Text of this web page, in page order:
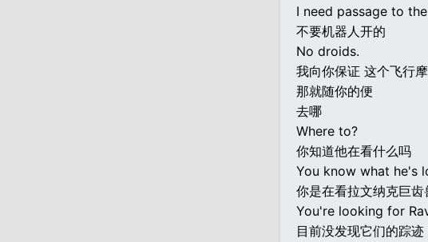
I need passage to
不要机器人开的
No droids.
我向你保证 这个飞行
那就随你的便
去哪
Where to?
你知道他在看什么吗
You know what he's
你是在看拉文纳克巨齿
You're looking for
目前没发现它们的踪迹